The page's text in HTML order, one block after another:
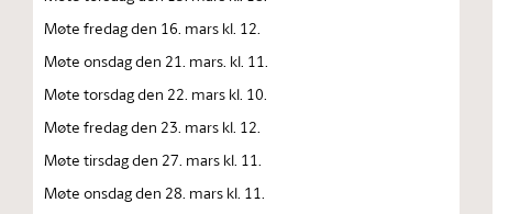
Møte fredag den 16. mars kl. 12.
Møte onsdag den 21. mars. kl. 11.
Møte torsdag den 22. mars kl. 10.
Møte fredag den 23. mars kl. 12.
Møte tirsdag den 27. mars kl. 11.
Møte onsdag den 28. mars kl. 11.